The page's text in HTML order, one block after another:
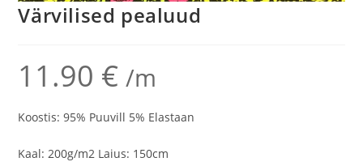
Värvilised pealuud
11.90 € /m
Koostis: 95% Puuvill 5% Elastaan
Kaal: 200g/m2 Laius: 150cm